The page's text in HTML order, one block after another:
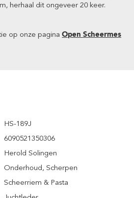
herhaal dit ongeveer 20 keer.
op onze pagina Open Scheermes
HS-189J
6090521350306
Herold Solingen
Onderhoud, Scherpen
Scheerriem & Pasta